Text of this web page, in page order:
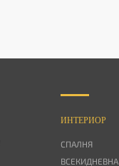
ИНТЕРИОР
СПАЛНЯ
ВСЕКИДНЕВНА